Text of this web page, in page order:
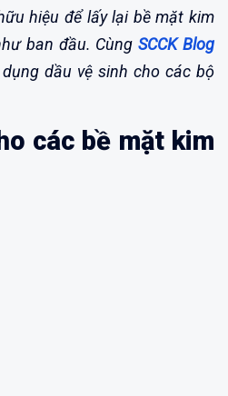
hiệu để lấy lại bề mặt kim
ban đầu. Cùng SCCK Blog
dầu vệ sinh cho các bộ
các bề mặt kim